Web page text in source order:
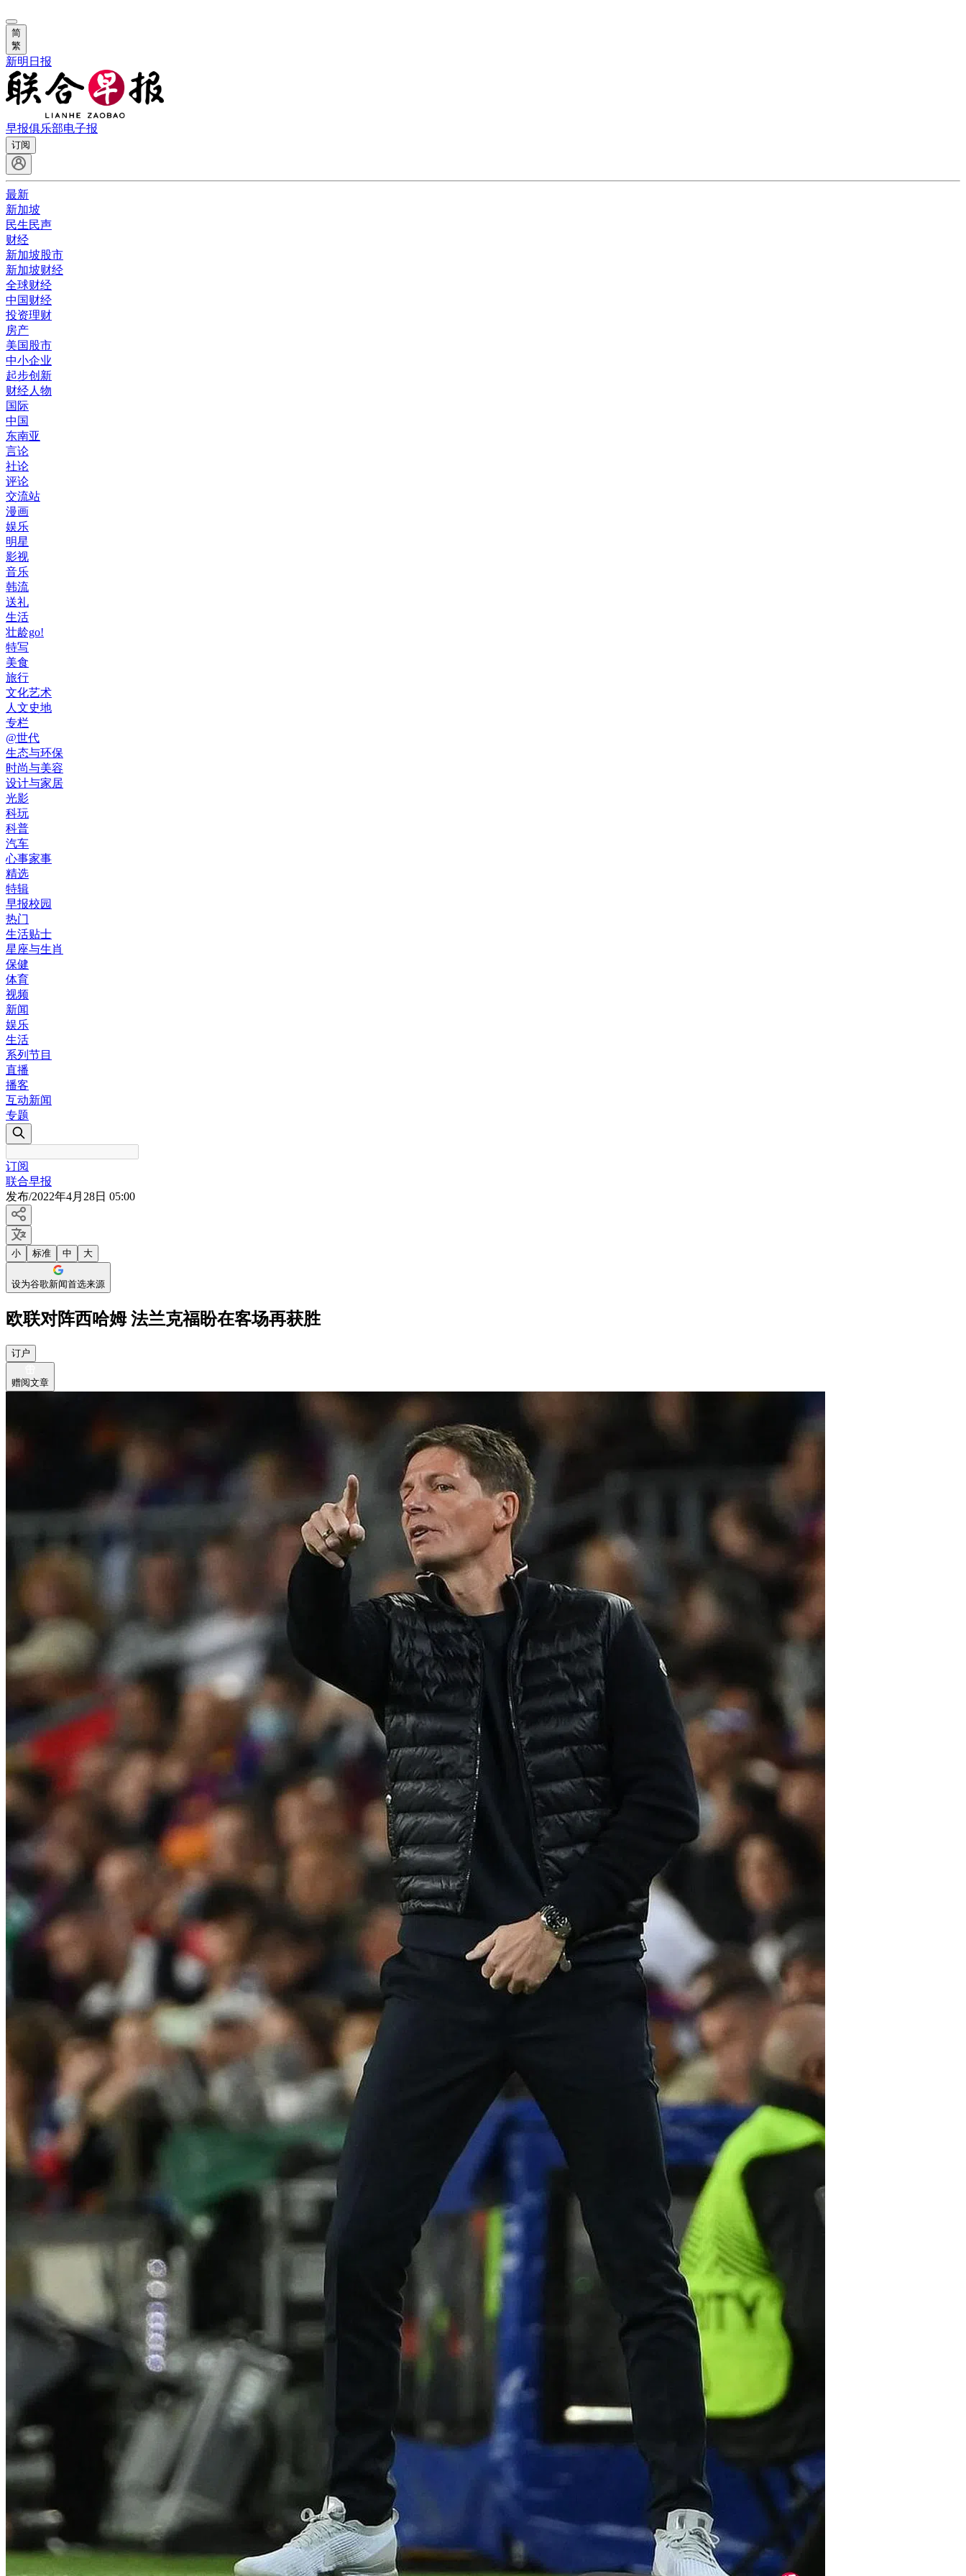
简
繁
新明日报
早报俱乐部电子报
订阅
最新
新加坡
民生民声
财经
新加坡股市
新加坡财经
全球财经
中国财经
投资理财
房产
美国股市
中小企业
起步创新
财经人物
国际
中国
东南亚
言论
社论
评论
交流站
漫画
娱乐
明星
影视
音乐
韩流
送礼
生活
壮龄go!
特写
美食
旅行
文化艺术
人文史地
专栏
@世代
生态与环保
时尚与美容
设计与家居
光影
科玩
科普
汽车
心事家事
精选
特辑
早报校园
热门
生活贴士
星座与生肖
保健
体育
视频
新闻
娱乐
生活
系列节目
直播
播客
互动新闻
专题
订阅
联合早报
发布/2022年4月28日 05:00
小 标准 中 大
设为谷歌新闻首选来源
欧联对阵西哈姆 法兰克福盼在客场再获胜
订户
赠阅文章